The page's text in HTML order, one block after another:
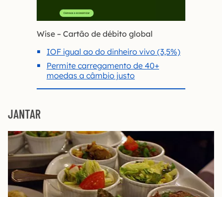
Wise – Cartão de débito global
IOF igual ao do dinheiro vivo (3,5%)
Permite carregamento de 40+
moedas a câmbio justo
JANTAR